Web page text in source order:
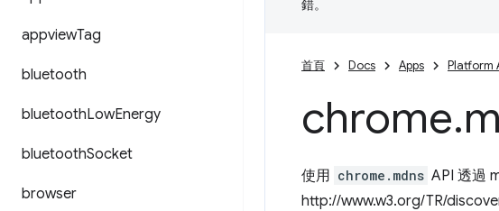
appviewTag
bluetooth
bluetoothLowEnergy
bluetoothSocket
browser
錯。
首頁 Docs Apps Platform
chrome.
使用 chrome.mdns API 透過
http://www.w3.org/TR/